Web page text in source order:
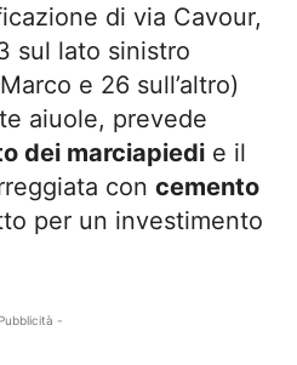
di via Cavour,
sul lato sinistro
e 26 sull’altro)
aiuole, prevede
dei marciapiedi e il
con cemento
per un investimento
-